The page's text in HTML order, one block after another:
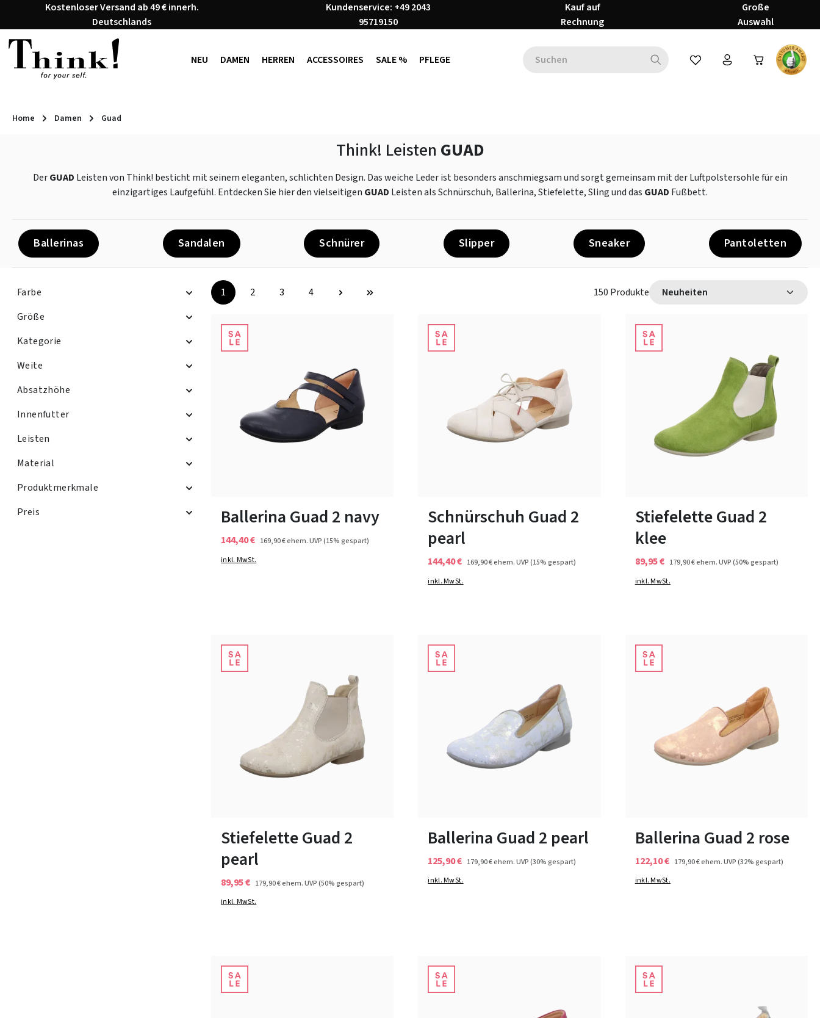
Hauptinhalt springen
Zur Suche springen
Zur Hauptnavigation springen
Kostenloser Versand ab 49 € innerh.
Deutschlands
Kundenservice: +49 2043
95719150
Kauf auf
Rechnung
Große
Auswahl
NEU DAMEN HERREN ACCESSOIRES SALE % PFLEGE Du hast 0 Produkte auf dem
Home Damen Guad
Think! Leisten GUAD
DerGUAD Leisten von Think! besticht mit seinem eleganten, schlichten Design. Das weiche Leder ist besonders anschmiegsam und sorgt gemeinsam mit der Luftpolstersohle für ein
einzigartiges Laufgefühl. Entdecken Sie hier den vielseitigen GUAD Leisten als Schnürschuh, Ballerina, Stiefelette, Sling und das GUAD Fußbett.
Ballerinas Sandalen Schnürer Slipper Sneaker Pantoletten
Farbe
Größe
Kategorie
Weite
Absatzhöhe
Innenfutter
Leisten
Material
Produktmerkmale
Preis
Seite
1 Seite
2 Seite
3 Seite
4 150 Produkte
Ballerina Guad 2 navy
144,40 € 169,90 €ehem. UVP(15% gespart)
inkl. MwSt.
Schnürschuh Guad 2
pearl
144,40 € 169,90 €ehem. UVP(15% gespart)
inkl. MwSt.
Stiefelette Guad 2
klee
89,95 € 179,90 €ehem. UVP(50% gespart)
inkl. MwSt.
Stiefelette Guad 2
pearl
89,95 € 179,90 €ehem. UVP(50% gespart)
inkl. MwSt.
Ballerina Guad 2 pearl
125,90 € 179,90 €ehem. UVP(30% gespart)
inkl. MwSt.
Ballerina Guad 2 rose
122,10 € 179,90 €ehem. UVP(32% gespart)
inkl. MwSt.